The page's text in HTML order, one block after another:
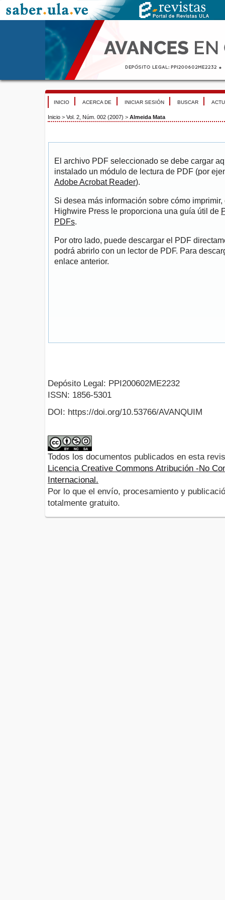
INICIO ACERCA DE INICIAR SESIÓN BUSCAR
Inicio > Vol. 2, Núm. 002 (2007) > Almeida Mata
El archivo PDF seleccionado se debe cargar
instalado un módulo de lectura de PDF (por
Adobe Acrobat Reader).
Si desea más información sobre cómo
Highwire Press le proporciona una guía útil de
PDFs.
Por otro lado, puede descargar el PDF
podrá abrirlo con un lector de PDF. Para
enlace anterior.
Depósito Legal: PPI200602ME2232
ISSN: 1856-5301
DOI: https://doi.org/10.53766/AVANQUIM
Todos los documentos publicados en esta
Licencia Creative Commons Atribución -No
Internacional.
Por lo que el envío, procesamiento y
totalmente gratuito.